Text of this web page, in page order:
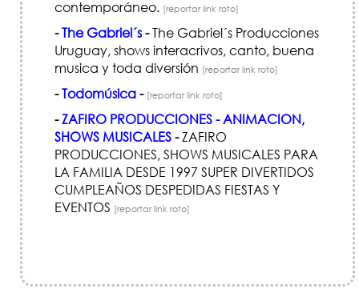
contemporáneo. [reportar link roto]
-The Gabriel´s-The Gabriel´s Producciones
Uruguay, shows interacrivos, canto, buena
musica y toda diversión [reportar link roto]
-Todomúsica- [reportar link roto]
-ZAFIRO PRODUCCIONES - ANIMACION,
SHOWS MUSICALES-ZAFIRO
PRODUCCIONES, SHOWS MUSICALES PARA
LA FAMILIA DESDE 1997 SUPER DIVERTIDOS
CUMPLEAÑOS DESPEDIDAS FIESTAS Y
EVENTOS [reportar link roto]